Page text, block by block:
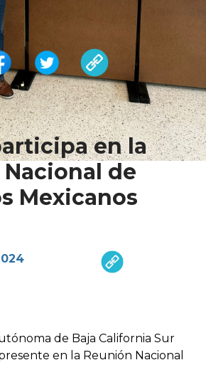
en la
de
Mexicanos
de Baja California Sur
en la Reunión Nacional